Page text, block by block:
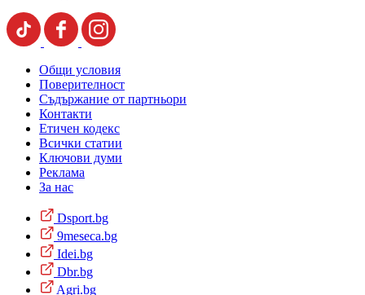
Общи условия
Поверителност
Съдържание от партньори
Контакти
Етичен кодекс
Всички статии
Ключови думи
Реклама
За нас
Dsport.bg
9meseca.bg
Idei.bg
Dbr.bg
Agri.bg